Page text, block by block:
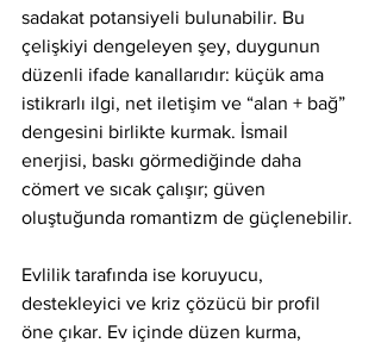
sadakat potansiyeli bulunabilir. Bu
çelişkiyi dengeleyen şey, duygunun
düzenli ifade kanallarıdır: küçük ama
istikrarlı ilgi, net iletişim ve “alan + bağ”
dengesini birlikte kurmak. İsmail
enerjisi, baskı görmediğinde daha
cömert ve sıcak çalışır; güven
oluştuğunda romantizm de güçlenebilir.
Evlilik tarafında ise koruyucu,
destekleyici ve kriz çözücü bir profil
öne çıkar. Ev içinde düzen kurma,